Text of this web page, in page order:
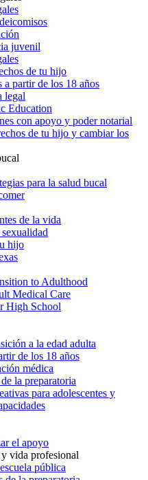
juvenil
de tu hijo
a partir de los 18 años
legal
Education
con apoyo y poder notarial
de tu hijo y cambiar los
para la salud bucal
de la vida
hijo
to Adulthood
Medical Care
High School
a la edad adulta
de los 18 años
médica
la preparatoria
para adolescentes y
el apoyo
vida profesional
pública